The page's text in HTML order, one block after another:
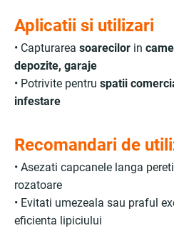
Aplicatii si utilizari
• Capturarea soarecilor in
depozite, garaje
• Potrivite pentru spatii
infestare
Recomandari de
• Asezati capcanele langa
rozatoare
• Evitati umezeala sau praful
eficienta lipiciului